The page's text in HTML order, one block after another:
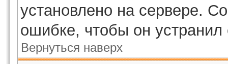
установлено на сервере.
ошибке, чтобы он устранил
Вернуться наверх